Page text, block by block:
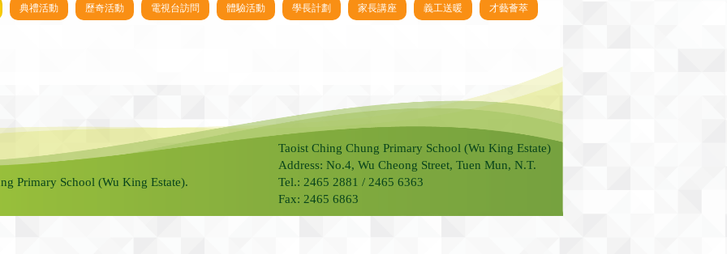
典禮活動 歷奇活動 電視台訪問 體驗活動 學長計劃 家長講座 義工送暖 才藝薈萃
Taoist Ching Chung Primary School (Wu King Estate)
Address: No.4, Wu Cheong Street, Tuen Mun, N.T.
Tel.: 2465 2881 / 2465 6363
Fax: 2465 6863
Primary School (Wu King Estate).